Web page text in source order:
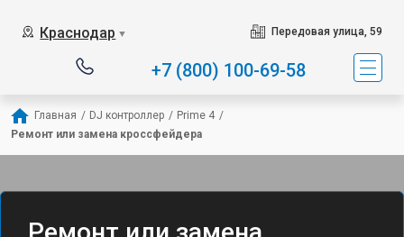
Краснодар ▼ Передовая улица, 59
+7 (800) 100-69-58
Главная / DJ контроллер / Prime 4 /
Ремонт или замена кроссфейдера